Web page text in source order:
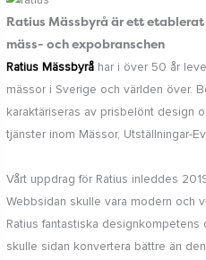
Ratius Mässbyrå är ett
mäss- och expobranschen
Ratius Mässbyrå har i över 50 år
mässor i Sverige och världen över.
karaktäriseras av prisbelönt design
tjänster inom Mässor, Utställningar-
Vårt uppdrag för Ratius inleddes
Webbsidan skulle vara modern och
Ratius fantastiska
skulle sidan konvertera bättre än